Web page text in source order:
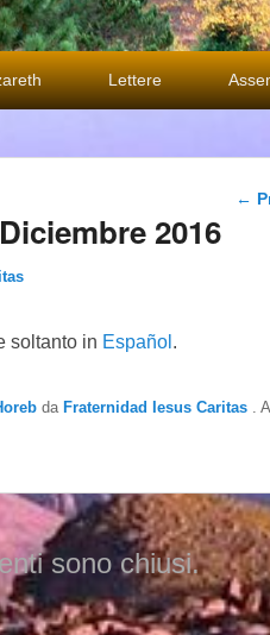
Lettere
←
2016
soltanto in Español .
da Fraternidad Iesus Caritas .
sono chiusi.